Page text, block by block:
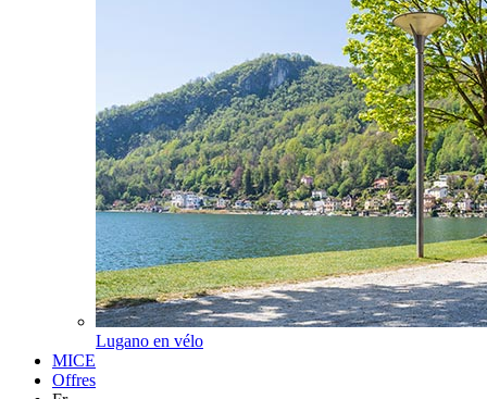
Lugano en vélo
MICE
Offres